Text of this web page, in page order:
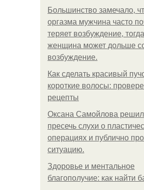
Большинство замечало,
оргазма мужчина часто
теряет возбуждение,
женщина может дольше
возбуждение.
Как сделать красивый
короткие волосы:
рецепты
Оксана Самойлова
пресечь слухи о
операциях и публично
ситуацию.
Здоровье и ментальное
благополучие: как найти